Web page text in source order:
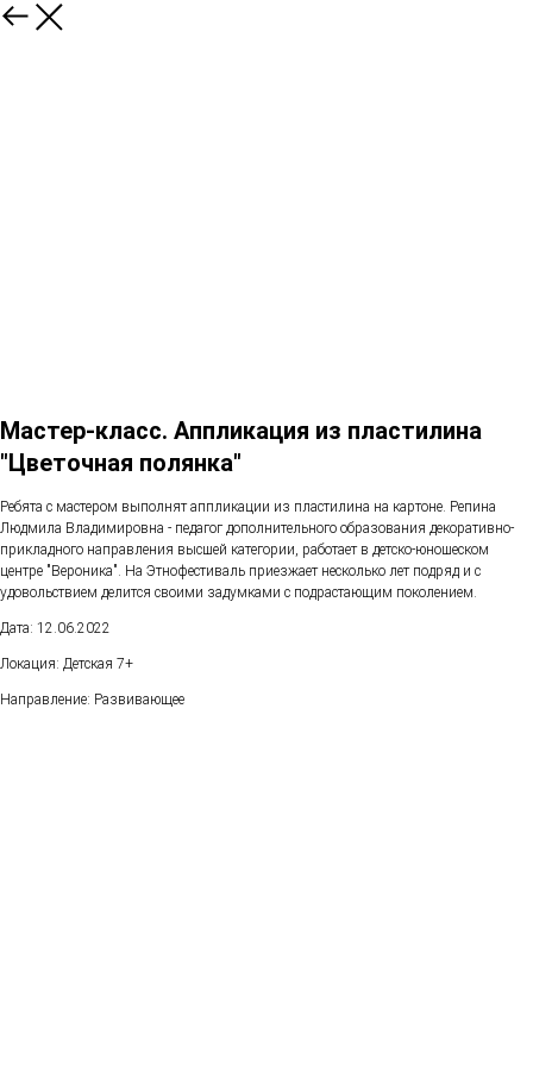
Мастер-класс. Аппликация из пластилина
"Цветочная полянка"
Ребята с мастером выполнят аппликации из пластилина на картоне. Репина
Людмила Владимировна - педагог дополнительного образования декоративно-
прикладного направления высшей категории, работает в детско-юношеском
центре "Вероника". На Этнофестиваль приезжает несколько лет подряд и с
удовольствием делится своими задумками с подрастающим поколением.
Дата: 12.06.2022
Локация: Детская 7+
Направление: Развивающее